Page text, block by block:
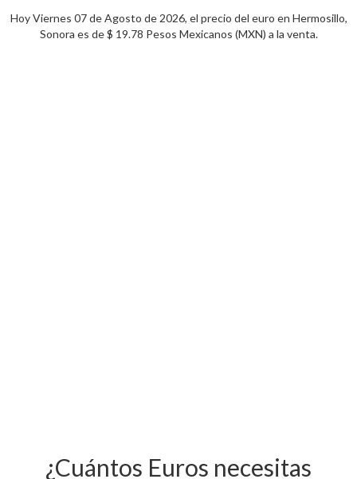
Hoy Viernes 07 de Agosto de 2026, el precio del euro en Hermosillo,
Sonora es de $ 19.78 Pesos Mexicanos (MXN) a la venta.
¿Cuántos Euros necesitas